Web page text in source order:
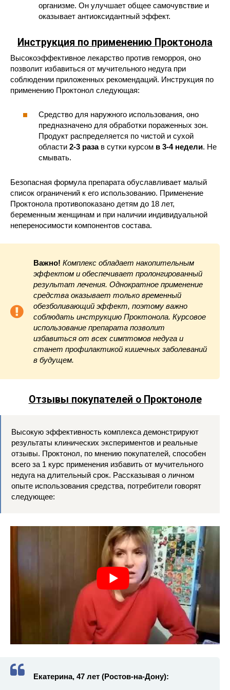
организме. Он улучшает общее самочувствие и
оказывает антиоксидантный эффект.
Инструкция по применению Проктонола
Высокоэффективное лекарство против геморроя, оно
позволит избавиться от мучительного недуга при
соблюдении приложенных рекомендаций. Инструкция по
применению Проктонол следующая:
Средство для наружного использования, оно
предназначено для обработки пораженных зон.
Продукт распределяется по чистой и сухой
области 2-3 разав сутки курсом в 3-4 недели. Не
смывать.
Безопасная формула препарата обуславливает малый
список ограничений к его использованию. Применение
Проктонола противопоказано детям до 18 лет,
беременным женщинам и при наличии индивидуальной
непереносимости компонентов состава.
Важно! Комплекс обладает накопительным
эффектом и обеспечивает пролонгированный
результат лечения. Однократное применение
средства оказывает только временный
обезболивающий эффект, поэтому важно
соблюдать инструкцию Проктонола. Курсовое
использование препарата позволит
избавиться от всех симптомов недуга и
станет профилактикой кишечных заболеваний
в будущем.
Отзывы покупателей о Проктоноле
Высокую эффективность комплекса демонстрируют
результаты клинических экспериментов и реальные
отзывы. Проктонол, по мнению покупателей, способен
всего за 1 курс применения избавить от мучительного
недуга на длительный срок. Рассказывая о личном
опыте использования средства, потребители говорят
следующее:
Екатерина, 47 лет (Ростов-на-Дону):